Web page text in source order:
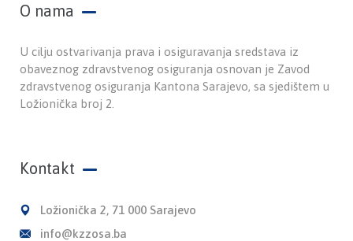
O nama
U cilju ostvarivanja prava i osiguravanja sredstava iz
obaveznog zdravstvenog osiguranja osnovan je Zavod
zdravstvenog osiguranja Kantona Sarajevo, sa sjedištem u
Ložionička broj 2.
Kontakt
Ložionička 2, 71 000 Sarajevo
info@kzzosa.ba